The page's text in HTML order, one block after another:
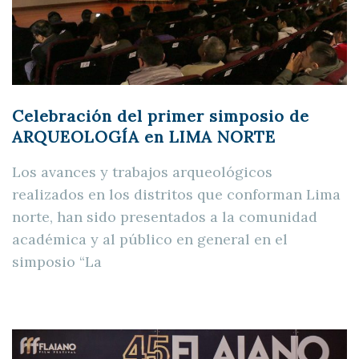
Celebración del primer simposio de
ARQUEOLOGÍA en LIMA NORTE
Los avances y trabajos arqueológicos
realizados en los distritos que conforman Lima
norte, han sido presentados a la comunidad
académica y al público en general en el
simposio “La